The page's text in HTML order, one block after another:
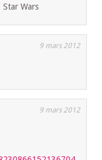
Wars
9 mars 2012
9 mars 2012